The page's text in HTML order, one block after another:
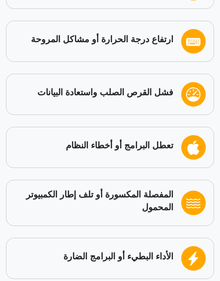
ارتفاع درجة الحرارة أو مشاكل المروحة
فشل القرص الصلب واستعادة البيانات
تعطل البرامج أو أخطاء النظام
المفصلة المكسورة أو تلف إطار الكمبيوتر
المحمول
الأداء البطيء أو البرامج الضارة